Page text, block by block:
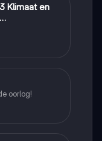
Klimaat en
oorlog!